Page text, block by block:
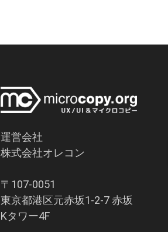
運営会社
株式会社オレコン
〒107-0051
東京都港区元赤坂1-2-7 赤坂
Kタワー4F